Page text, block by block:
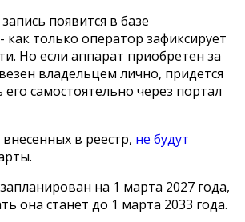
появится в базе
как только оператор зафиксирует
Но если аппарат приобретен за
владельцем лично, придется
его самостоятельно через портал
в реестр, не будут
на 1 марта 2027 года,
она станет до 1 марта 2033 года.